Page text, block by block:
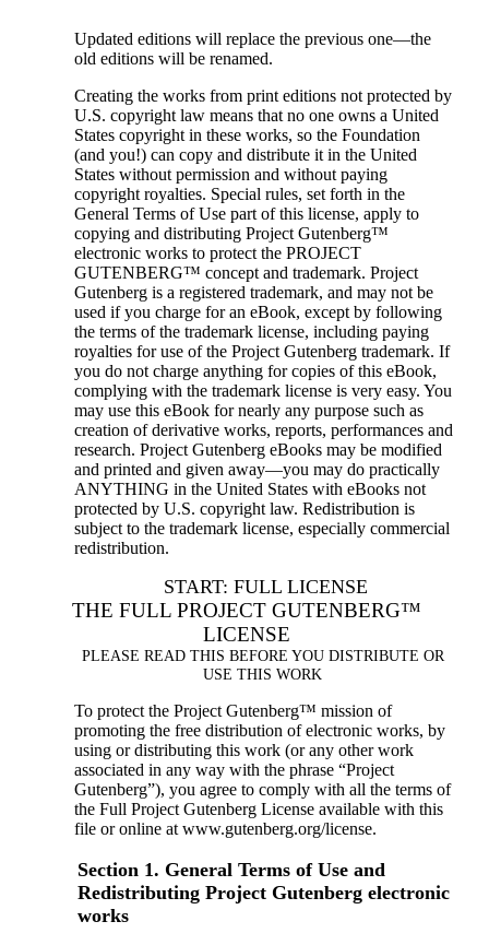
Updated editions will replace the previous one—the
old editions will be renamed.
Creating the works from print editions not protected by
U.S. copyright law means that no one owns a United
States copyright in these works, so the Foundation
(and you!) can copy and distribute it in the United
States without permission and without paying
copyright royalties. Special rules, set forth in the
General Terms of Use part of this license, apply to
copying and distributing Project Gutenberg™
electronic works to protect the PROJECT
GUTENBERG™ concept and trademark. Project
Gutenberg is a registered trademark, and may not be
used if you charge for an eBook, except by following
the terms of the trademark license, including paying
royalties for use of the Project Gutenberg trademark. If
you do not charge anything for copies of this eBook,
complying with the trademark license is very easy. You
may use this eBook for nearly any purpose such as
creation of derivative works, reports, performances and
research. Project Gutenberg eBooks may be modified
and printed and given away—you may do practically
ANYTHING in the United States with eBooks not
protected by U.S. copyright law. Redistribution is
subject to the trademark license, especially commercial
redistribution.
START: FULL LICENSE
THE FULL PROJECT GUTENBERG™
LICENSE
PLEASE READ THIS BEFORE YOU DISTRIBUTE OR
USE THIS WORK
To protect the Project Gutenberg™ mission of
promoting the free distribution of electronic works, by
using or distributing this work (or any other work
associated in any way with the phrase “Project
Gutenberg”), you agree to comply with all the terms of
the Full Project Gutenberg License available with this
file or online at www.gutenberg.org/license.
Section 1. General Terms of Use and
Redistributing Project Gutenberg electronic
works